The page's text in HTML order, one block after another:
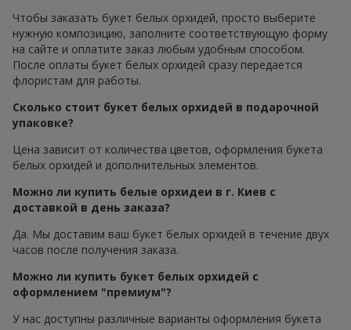
Чтобы заказать букет белых орхидей, просто выберите
нужную композицию, заполните соответствующую форму
на сайте и оплатите заказ любым удобным способом.
После оплаты букет белых орхидей сразу передается
флористам для работы.
Сколько стоит букет белых орхидей в подарочной
упаковке?
Цена зависит от количества цветов, оформления букета
белых орхидей и дополнительных элементов.
Можно ли купить белые орхидеи в г. Киев с
доставкой в день заказа?
Да. Мы доставим ваш букет белых орхидей в течение двух
часов после получения заказа.
Можно ли купить букет белых орхидей с
оформлением "премиум"?
У нас доступны различные варианты оформления букета